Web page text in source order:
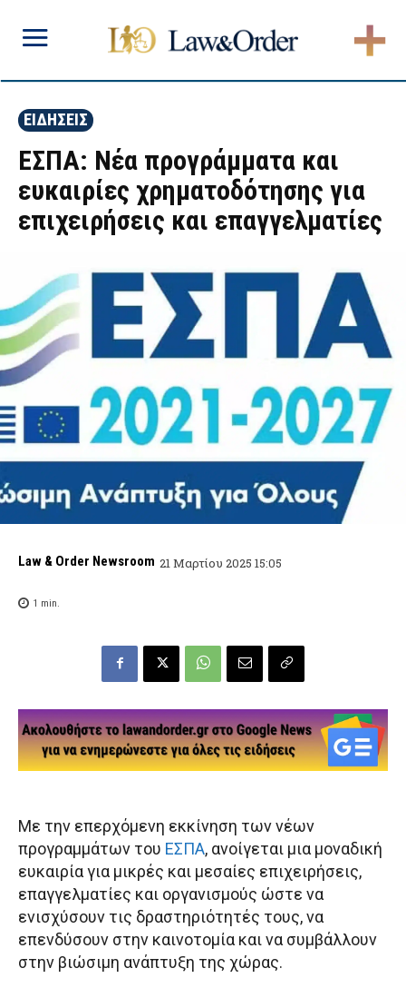
ΕΙΔΗΣΕΙΣ
ΕΣΠΑ: Νέα προγράμματα και
ευκαιρίες χρηματοδότησης για
επιχειρήσεις και επαγγελματίες
Law & Order Newsroom 21 Μαρτίου 2025 15:05
1 min.
Με την επερχόμενη εκκίνηση των νέων
προγραμμάτων του ΕΣΠΑ, ανοίγεται μια μοναδική
ευκαιρία για μικρές και μεσαίες επιχειρήσεις,
επαγγελματίες και οργανισμούς ώστε να
ενισχύσουν τις δραστηριότητές τους, να
επενδύσουν στην καινοτομία και να συμβάλλουν
στην βιώσιμη ανάπτυξη της χώρας.